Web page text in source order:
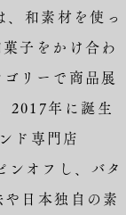
和素材を使っ
子をかけ合わ
リーで商品展
2017年に誕生
ド専門店
オフし、バタ
日本独自の素